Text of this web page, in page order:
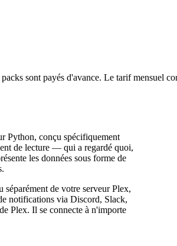
packs sont payés d'avance. Le tarif mensuel
Python, conçu spécifiquement
de lecture — qui a regardé quoi,
les données sous forme de
de votre serveur Plex,
notifications via Discord, Slack,
Plex. Il se connecte à n'importe